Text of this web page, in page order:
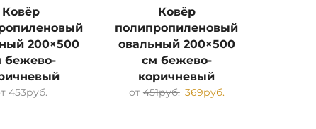
Ковёр
200×500
бежево-
453руб.
Ковёр
полипропиленовый
овальный 200×500
см бежево-
коричневый
от 451руб. 369руб.